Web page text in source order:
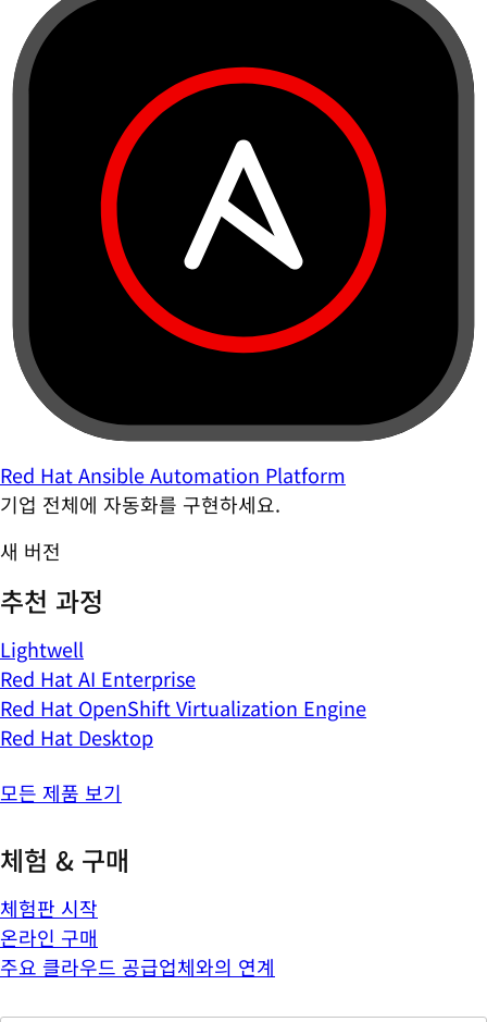
Red Hat Ansible Automation Platform
기업 전체에 자동화를 구현하세요.
새 버전
추천 과정
Lightwell
Red Hat AI Enterprise
Red Hat OpenShift Virtualization Engine
Red Hat Desktop
모든 제품 보기
체험 & 구매
체험판 시작
온라인 구매
주요 클라우드 공급업체와의 연계